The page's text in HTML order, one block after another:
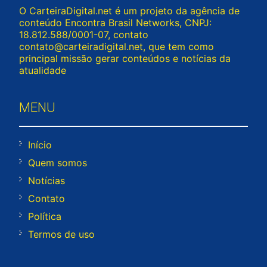
O CarteiraDigital.net é um projeto da agência de
conteúdo Encontra Brasil Networks, CNPJ:
18.812.588/0001-07, contato
contato@carteiradigital.net, que tem como
principal missão gerar conteúdos e notícias da
atualidade
MENU
Início
Quem somos
Notícias
Contato
Política
Termos de uso